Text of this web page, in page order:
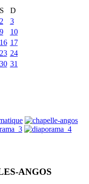
S
D
2
3
9
10
16 17
23 24
30 31
ANGOS